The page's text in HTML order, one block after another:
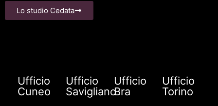
Lo studio Cedata
Ufficio
Cuneo
Ufficio
Savigliano
Ufficio
Bra
Ufficio
Torino